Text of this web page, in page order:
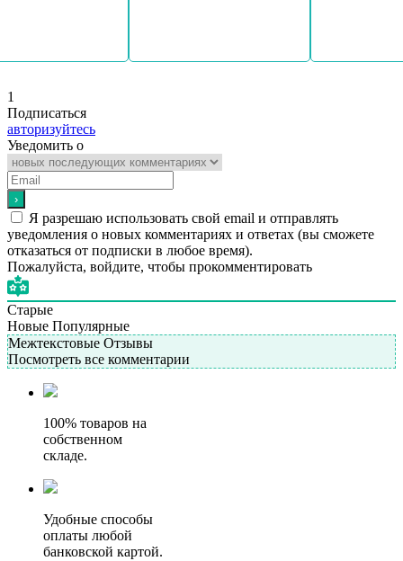
1
Подписаться
авторизуйтесь
Уведомить о
Я разрешаю использовать свой email и отправлять
уведомления о новых комментариях и ответах (вы cможете
отказаться от подписки в любое время).
Пожалуйста, войдите, чтобы прокомментировать
Старые
Новые Популярные
Межтекстовые Отзывы
Посмотреть все комментарии
100% товаров на
собственном
складе.
Удобные способы
оплаты любой
банковской картой.